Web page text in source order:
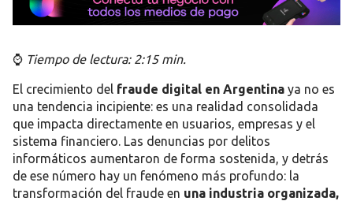
⌚ Tiempo de lectura: 2:15 min.
El crecimiento del fraude digital en Argentina ya no es
una tendencia incipiente: es una realidad consolidada
que impacta directamente en usuarios, empresas y el
sistema financiero. Las denuncias por delitos
informáticos aumentaron de forma sostenida, y detrás
de ese número hay un fenómeno más profundo: la
transformación del fraude en una industria organizada,